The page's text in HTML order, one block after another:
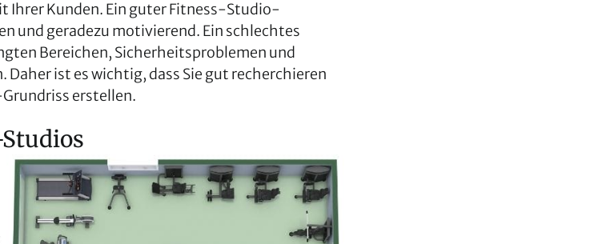
Ihrer Kunden. Ein guter Fitness-Studio-
und geradezu motivierend. Ein schlechtes
Bereichen, Sicherheitsproblemen und
ist es wichtig, dass Sie gut recherchieren
erstellen.